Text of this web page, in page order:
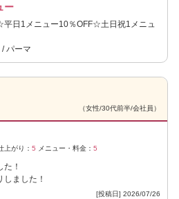
ー
日1メニュー10％OFF☆土日祝1メニュ
パーマ
（女性/30代前半/会社員）
上がり： 5 メニュー・料金： 5
！
ました！
[投稿日] 2026/07/26